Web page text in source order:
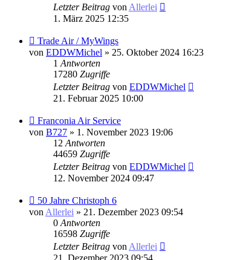
Letzter Beitrag von Allerlei
1. März 2025 12:35
Trade Air / MyWings
von EDDWMichel » 25. Oktober 2024 16:23
1 Antworten
17280 Zugriffe
Letzter Beitrag von EDDWMichel
21. Februar 2025 10:00
Franconia Air Service
von B727 » 1. November 2023 19:06
12 Antworten
44659 Zugriffe
Letzter Beitrag von EDDWMichel
12. November 2024 09:47
50 Jahre Christoph 6
von Allerlei » 21. Dezember 2023 09:54
0 Antworten
16598 Zugriffe
Letzter Beitrag von Allerlei
21. Dezember 2023 09:54